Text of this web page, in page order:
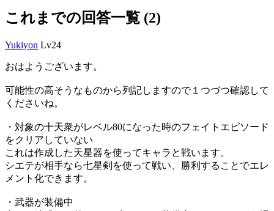
これまでの回答一覧 (2)
Yukiyon Lv24
おはようございます。
可能性の高そうなものから列記しますので１つづつ確認して
くださいね。
・対象の十天衆がレベル80になった時のフェイトエピソード
をクリアしていない
これは作成した天星器を使ってキャラと戦います。
シエテが相手なら七星剣を使って戦い、勝利することでエレ
メント化できます。
・武器が装備中